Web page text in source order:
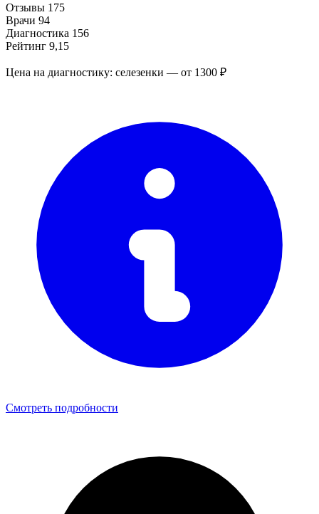
Отзывы 175
Врачи 94
Диагностика 156
Рейтинг 9,15
Цена на диагностику: селезенки — от 1300 ₽
Смотреть подробности